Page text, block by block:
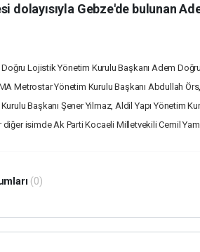
dolayısıyla Gebze'de bulunan
Doğru Lojistik Yönetim Kurulu Başkanı Adem
Metrostar Yönetim Kurulu Başkanı Abdullah
Başkanı Şener Yılmaz, Aldil Yapı Yönetim
diğer isimde Ak Parti Kocaeli Milletvekili Cemil
(0)